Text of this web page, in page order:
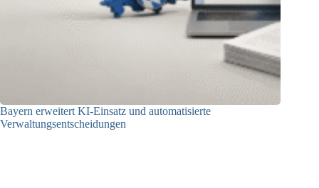
Bayern erweitert KI-Einsatz und automatisierte
Verwaltungsentscheidungen